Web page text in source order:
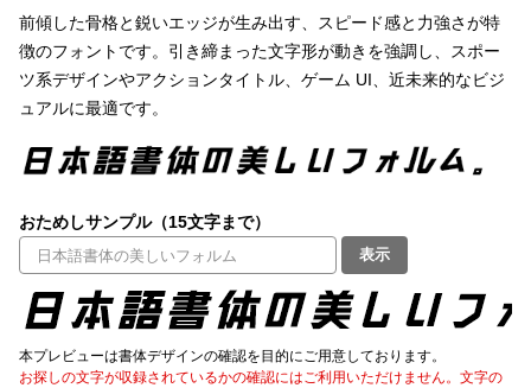
お気に入り
ご利用ガイド
よくあるご質問
お問い合わせ
草書体 勘亭流
江戸文字 デザイン毛筆
セット or 単体
前傾した骨格と鋭いエッジが生み出す、スピード感と力強さが特
徴のフォントです。引き締まった文字形が動きを強調し、スポー
ツ系デザインやアクションタイトル、ゲーム UI、近未来的なビジ
ュアルに最適です。
おためしサンプル（15文字まで）
表示
本プレビューは書体デザインの確認を目的にご用意しております。
お探しの文字が収録されているかの確認にはご利用いただけません。文字の